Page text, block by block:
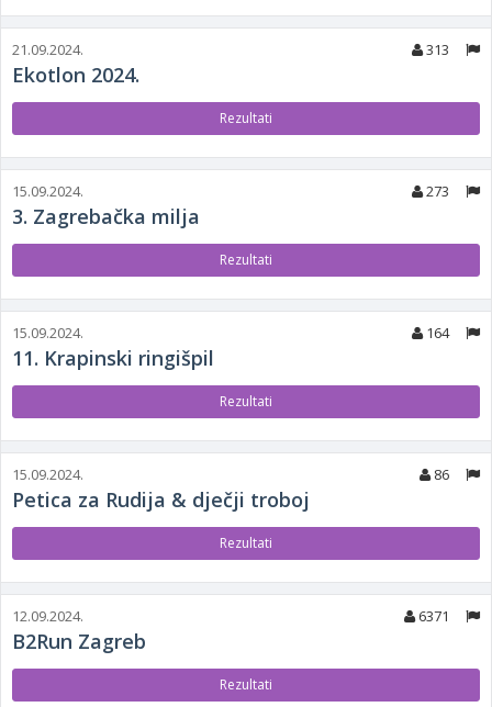
21.09.2024. 313
Ekotlon 2024.
Rezultati
15.09.2024. 273
3. Zagrebačka milja
Rezultati
15.09.2024. 164
11. Krapinski ringišpil
Rezultati
15.09.2024. 86
Petica za Rudija & dječji troboj
Rezultati
12.09.2024. 6371
B2Run Zagreb
Rezultati